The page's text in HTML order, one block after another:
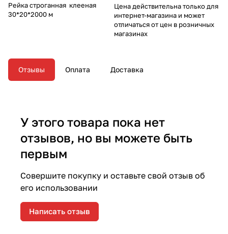
Рейка строганная клееная
30*20*2000 м
Цена действительна только для
интернет-магазина и может
отличаться от цен в розничных
магазинах
Отзывы Оплата Доставка
У этого товара пока нет
отзывов, но вы можете быть
первым
Совершите покупку и оставьте свой отзыв об
его использовании
Написать отзыв